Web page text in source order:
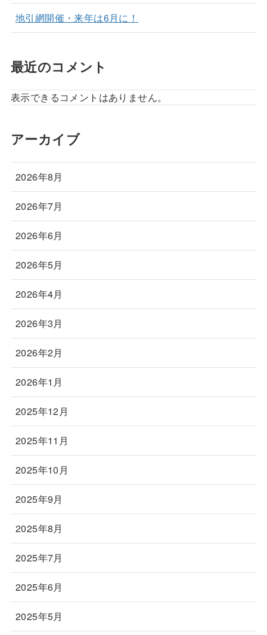
地引網開催・来年は6月に！
最近のコメント
表示できるコメントはありません。
アーカイブ
2026年8月
2026年7月
2026年6月
2026年5月
2026年4月
2026年3月
2026年2月
2026年1月
2025年12月
2025年11月
2025年10月
2025年9月
2025年8月
2025年7月
2025年6月
2025年5月